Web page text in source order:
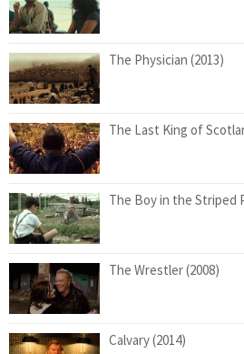
The Physician (2013)
The Last King of
The Boy in the Striped
The Wrestler (2008)
Calvary (2014)